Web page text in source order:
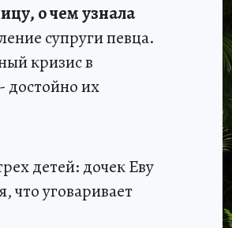
о чем узнала
супруги певца.
кризис в
достойно их
детей: дочек Еву
что уговаривает